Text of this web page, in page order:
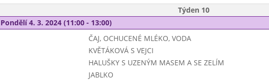
Týden 10
Pondělí 4. 3. 2024 (11:00 - 13:00)
ČAJ, OCHUCENÉ MLÉKO, VODA
KVĚTÁKOVÁ S VEJCI
HALUŠKY S UZENÝM MASEM A SE ZELÍM
JABLKO